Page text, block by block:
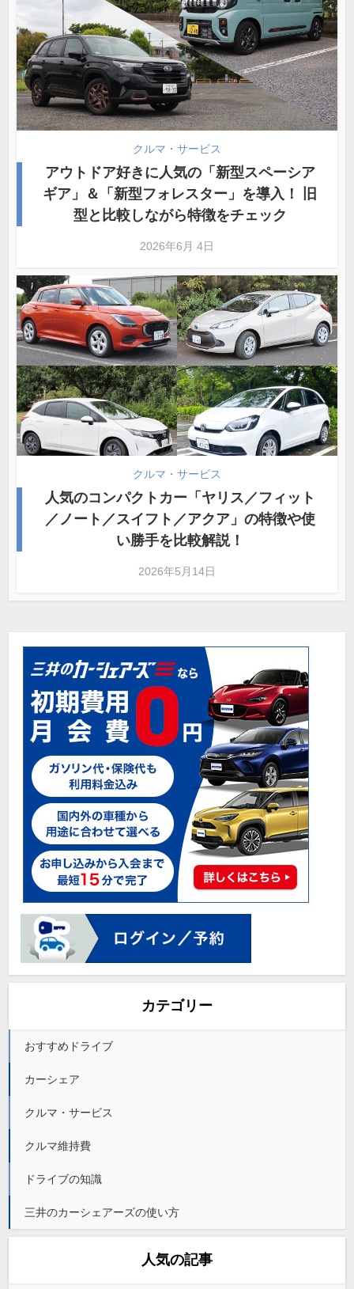
クルマ・サービス
アウトドア好きに人気の「新型スペーシア
ギア」＆「新型フォレスター」を導入！ 旧
型と比較しながら特徴をチェック
2026年6月 4日
クルマ・サービス
人気のコンパクトカー「ヤリス／フィット
／ノート／スイフト／アクア」の特徴や使
い勝手を比較解説！
2026年5月14日
カテゴリー
おすすめドライブ
カーシェア
クルマ・サービス
クルマ維持費
ドライブの知識
三井のカーシェアーズの使い方
人気の記事